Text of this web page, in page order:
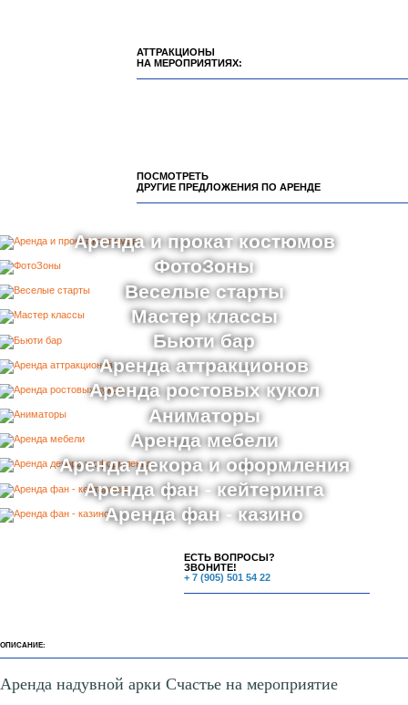
АТТРАКЦИОНЫ
НА МЕРОПРИЯТИЯХ:
ПОСМОТРЕТЬ
ДРУГИЕ ПРЕДЛОЖЕНИЯ ПО АРЕНДЕ
Аренда и прокат костюмов
ФотоЗоны
Веселые старты
Мастер классы
Бьюти бар
Аренда аттракционов
Аренда ростовых кукол
Аниматоры
Аренда мебели
Аренда декора и оформления
Аренда фан - кейтеринга
Аренда фан - казино
ЕСТЬ ВОПРОСЫ?
ЗВОНИТЕ!
+ 7 (905) 501 54 22
ОПИСАНИЕ:
Аренда надувной арки Счастье на мероприятие